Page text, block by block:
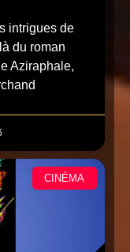
intrigues de
du roman
Aziraphale,
CINÉMA